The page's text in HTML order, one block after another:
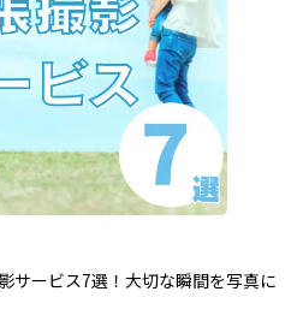
サービス7選！大切な瞬間を写真に